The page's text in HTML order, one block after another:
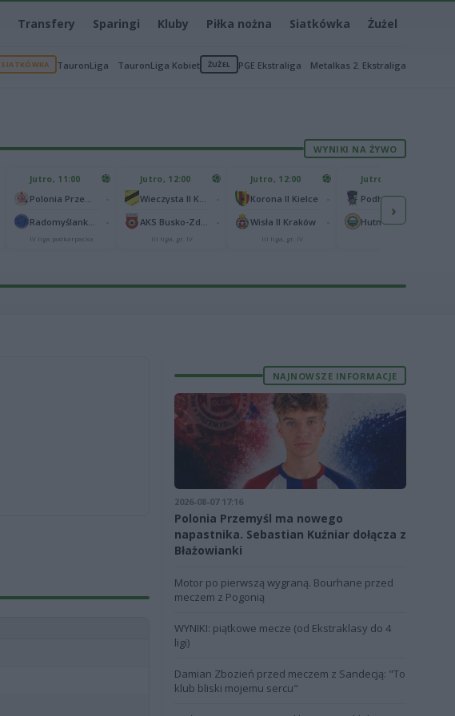
Transfery Sparingi Kluby Piłka nożna Siatkówka Żużel
SIATKÓWKA TauronLiga TauronLiga Kobiet ŻUŻEL PGE Ekstraliga Metalkas 2. Ekstraliga
WYNIKI NA ŻYWO
Jutro, 11:00
IV liga podkarpacka
Jutro, 12:00
III liga, gr. IV
Jutro, 12:00
Korona II Kielce
Wisła II Kraków
III liga, gr. IV
Jutro, 13:00
Hutnik Kraków
›
NAJNOWSZE INFORMACJE
2026-08-07 17:16
Polonia Przemyśl ma nowego
napastnika. Sebastian Kuźniar dołącza z
Błażowianki
Motor po pierwszą wygraną. Bourhane przed
meczem z Pogonią
WYNIKI: piątkowe mecze (od Ekstraklasy do 4
ligi)
Damian Zbozień przed meczem z Sandecją: "To
klub bliski mojemu sercu"